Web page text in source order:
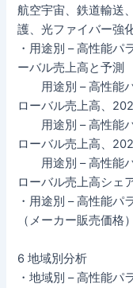
航空宇宙、鉄道輸送
護、光ファイバー強
・用途別 – 高性能パ
ーバル売上高と予測
用途別 – 高性能パ
ローバル売上高、
用途別 – 高性能パ
ローバル売上高、
用途別 – 高性能パ
ローバル売上高シェ
・用途別 – 高性能パ
（メーカー販売価
6 地域別分析
・地域別 – 高性能パ